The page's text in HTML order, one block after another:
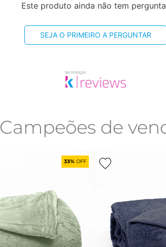
Este produto ainda não tem
SEJA O PRIMEIRO A PERGUNTAR
Campeões de
33% OFF